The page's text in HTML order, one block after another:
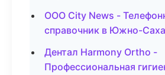
ООО City News -
справочник в Южно-
Дентал Harmony Ortho -
Профессиональная